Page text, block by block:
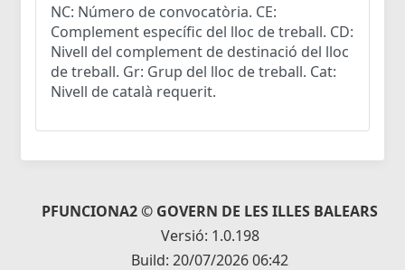
NC: Número de convocatòria. CE:
Complement específic del lloc de treball. CD:
Nivell del complement de destinació del lloc
de treball. Gr: Grup del lloc de treball. Cat:
Nivell de català requerit.
PFUNCIONA2 © GOVERN DE LES ILLES BALEARS
Versió: 1.0.198
Build: 20/07/2026 06:42